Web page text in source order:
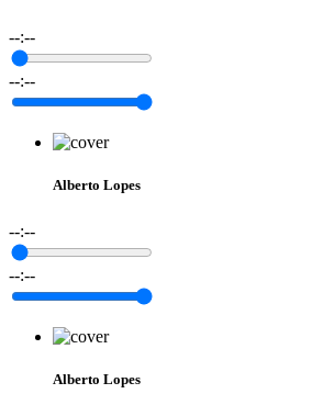
--:--
--:--
Alberto Lopes
--:--
--:--
Alberto Lopes